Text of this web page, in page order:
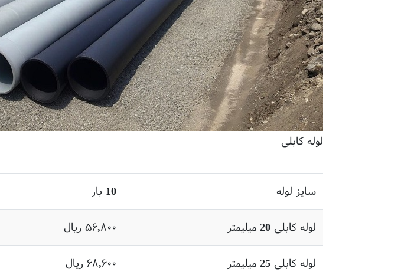
لوله کابلی
سایز لوله 10 بار
لوله کابلی 20 میلیمتر ۵۶,۸۰۰ ریال
لوله کابلی 25 میلیمتر ۶۸,۶۰۰ ریال